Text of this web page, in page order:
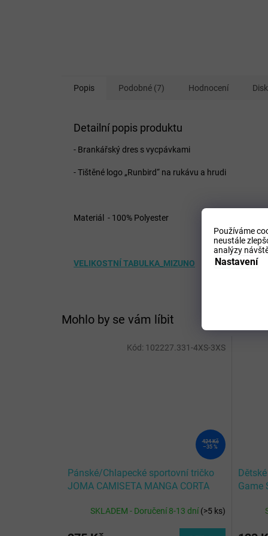
Používáme
neustále
analýzy
Nastavení
Mohlo by se vám líbit
424 Kč
–35 %
Pánské/Chlapecké sportovní tričko
JOMA CAMISETA MANGA CORTA
SKLADEM - Doručení 8-13 dní(>5 ks)
Kód: 102227.331-4XS-3XS
Game
Popis Podobné (7) Hodnocení
Detailní popis produktu
- Brankářský dres s vycpávkami
- Tištěné logo „Runbird“ na rukávu a hrudi
Materiál - 100% Polyester
VELIKOSTNÍ TABULKA_MIZUNO